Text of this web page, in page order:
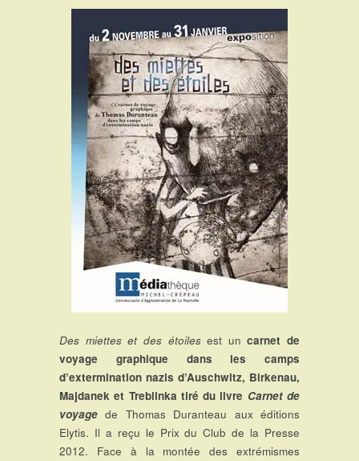
Des miettes et des étoilesest uncarnet de
voyage graphique dans les camps
d’extermination nazis d’Auschwitz, Birkenau,
Majdanek et Treblinka tiré du livre Carnet de
voyage de Thomas Duranteau aux éditions
Elytis. Il a reçu le Prix du Club de la Presse
2012. Face à la montée des extrémismes